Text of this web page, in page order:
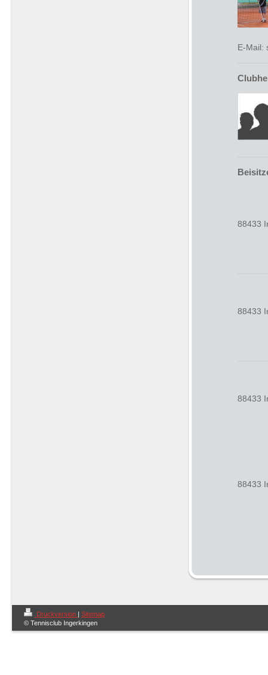
E-Mail:
88433
88433
88433
88433
Druckversion | Sitemap
© Tennisclub Ingerkingen